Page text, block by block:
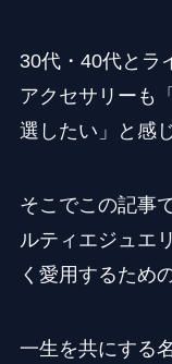
30代・40代とラ
アクセサリーも
選したい」と感
そこでこの記事
ルティエジュエ
く愛用するため
一生を共にする